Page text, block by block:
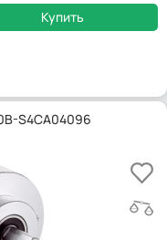
Купить
S4CA04096